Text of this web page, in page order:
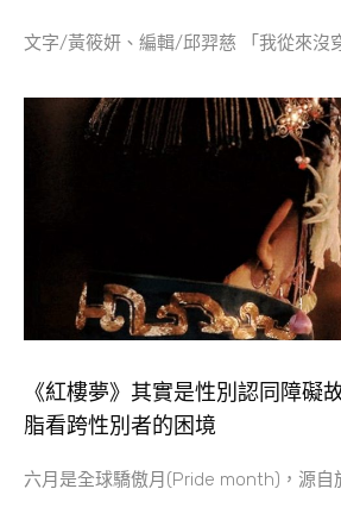
文字/黃筱妍、編輯/邱羿慈 「我從來沒
《紅樓夢》其實是性別認同障礙
脂看跨性別者的困境
六月是全球驕傲月(Pride month)，源自